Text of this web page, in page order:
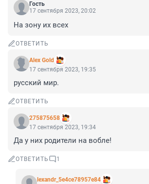
Гость
17 сентября 2023, 20:02
На зону их всех
ОТВЕТИТЬ
Alex Gold
17 сентября 2023, 19:35
русский мир.
ОТВЕТИТЬ
275875658
17 сентября 2023, 19:34
Да у них родители на вобле!
ОТВЕТИТЬ 1
lexandr_5e4ce78957e84